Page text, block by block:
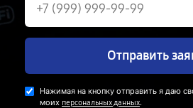
Отправить
Нажимая на кнопку отправить я даю
моих персональных данных.